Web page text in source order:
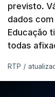
previsto.
dados
Educação
todas
RTP /